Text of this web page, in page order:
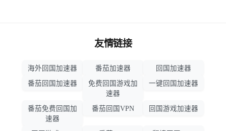
友情链接
海外回国加速器 番茄加速器
回国加速器
番茄回国加速器
免费回国游戏加
速器
一键回国加速器
番茄免费回国加
速器
番茄回国VPN 回国游戏加速器